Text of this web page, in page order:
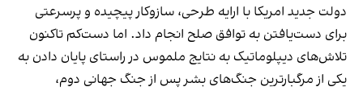
دولت جدید امریکا با ارایه طرحی، سازوکار پیچیده و پرسرعتی
برای دست‌یافتن به توافق صلح انجام داد. اما دست‌کم تاکنون
تلاش‌های دیپلوماتیک به نتایج ملموس در راستای پایان دادن به
یکی از مرگبارترین جنگ‌های بشر پس از جنگ جهانی دوم،